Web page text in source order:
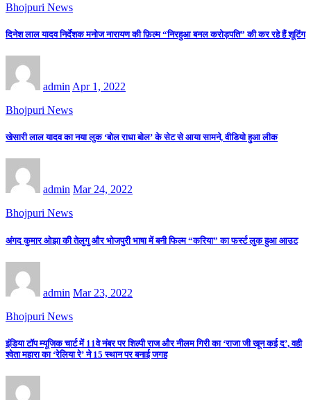
Bhojpuri News
दिनेश लाल यादव निर्देशक मनोज नारायण की फ़िल्म “निरहुआ बनल करोड़पति” की कर रहे हैं शूटिंग
admin Apr 1, 2022
Bhojpuri News
खेसारी लाल यादव का नया लुक ‘बोल राधा बोल’ के सेट से आया सामने, वीडियो हुआ लीक
admin Mar 24, 2022
Bhojpuri News
अंगद कुमार ओझा की तेलुगु और भोजपुरी भाषा में बनी फिल्म “करिया” का फर्स्ट लुक हुआ आउट
admin Mar 23, 2022
Bhojpuri News
इंडिया टॉप म्यूजिक चार्ट में 11वे नंबर पर शिल्पी राज और नीलम गिरी का ‘राजा जी खून कई द’, वही
श्वेता महारा का ‘रेलिया रे’ ने 15 स्थान पर बनाई जगह